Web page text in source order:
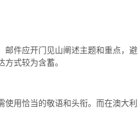
件应开门见山阐述主题和重点，
式较为含蓄。
用恰当的敬语和头衔。而在澳大